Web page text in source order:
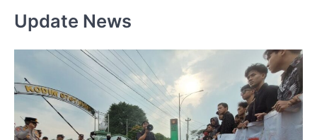
Update News